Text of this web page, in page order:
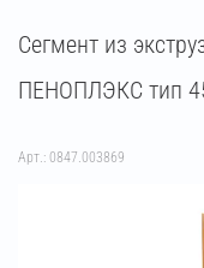
Сегмент из
ПЕНОПЛЭКС тип
Арт.: 0847.003869